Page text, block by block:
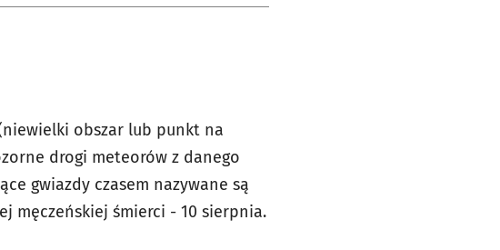
obszar lub punkt na
drogi meteorów z danego
gwiazdy czasem nazywane są
męczeńskiej śmierci - 10 sierpnia.